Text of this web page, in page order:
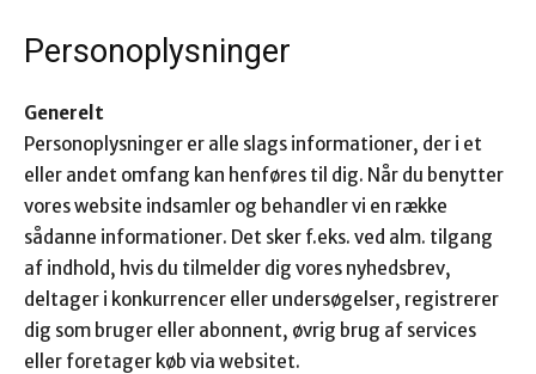
Personoplysninger
Generelt
Personoplysninger er alle slags informationer, der i et
eller andet omfang kan henføres til dig. Når du benytter
vores website indsamler og behandler vi en række
sådanne informationer. Det sker f.eks. ved alm. tilgang
af indhold, hvis du tilmelder dig vores nyhedsbrev,
deltager i konkurrencer eller undersøgelser, registrerer
dig som bruger eller abonnent, øvrig brug af services
eller foretager køb via websitet.